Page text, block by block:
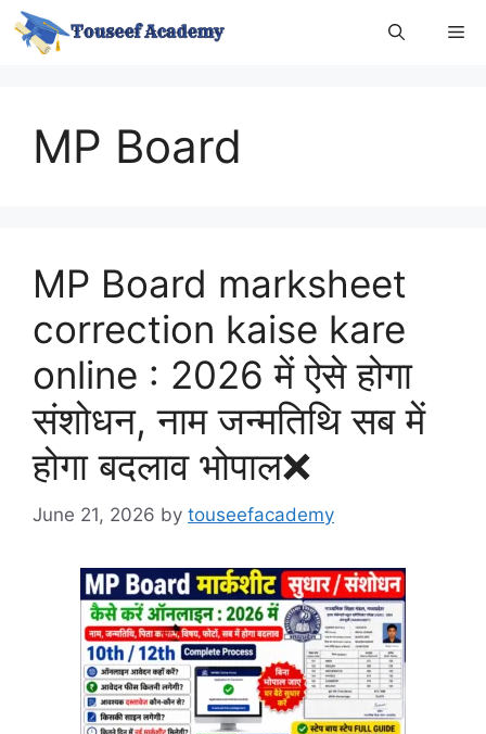
Skip
MP Board
MP Board marksheet
correction kaise kare
online : 2026 में ऐसे होगा
संशोधन, नाम जन्मतिथि सब में
होगा बदलाव भोपाल❌
June 21, 2026 by touseefacademy